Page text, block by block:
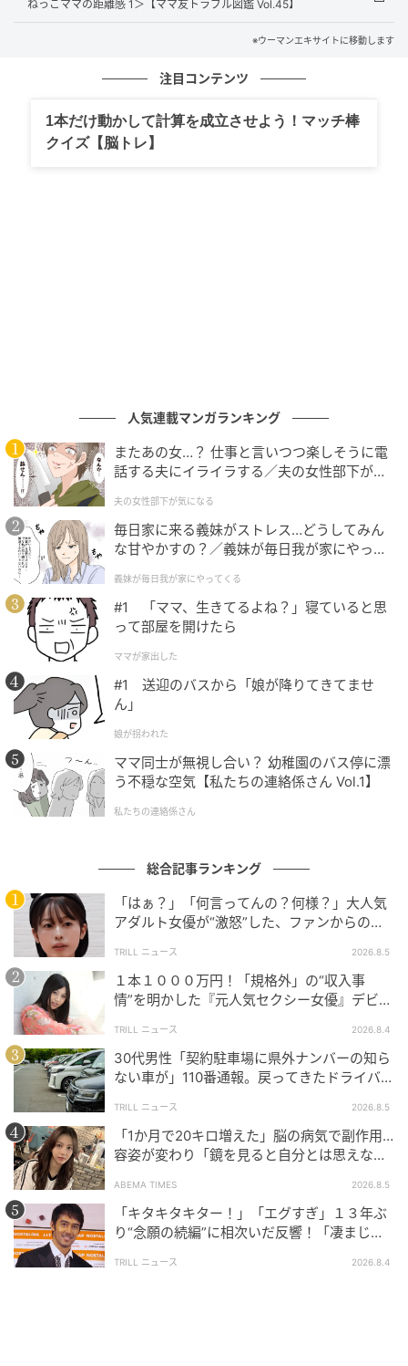
ウーマンエキサイト
ウーマンエキサイト
ウーマンエキサイト
ねっこママの距離感 1＞【ママ友トラブル図鑑 Vol.45】
※ウーマンエキサイトに移動します
注目コンテンツ
1本だけ動かして計算を成立させよう！マッチ棒
クイズ【脳トレ】
人気連載マンガランキング
またあの女…？ 仕事と言いつつ楽しそうに電
話する夫にイライラする／夫の女性部下が気
夫の女性部下が気になる
毎日家に来る義妹がストレス…どうしてみん
な甘やかすの？／義妹が毎日我が家にやって
が】
義妹が毎日我が家にやってくる
#1 「ママ、生きてるよね？」寝ていると思
って部屋を開けたら
ママが家出した
#1 送迎のバスから「娘が降りてきてませ
ん」
娘が拐われた
ママ同士が無視し合い？ 幼稚園のバス停に漂
う不穏な空気【私たちの連絡係さん Vol.1】
私たちの連絡係さん
総合記事ランキング
「はぁ？」「何言ってんの？何様？」大人気
アダルト女優が“激怒”した、ファンからの
TRILL ニュース 2026.8.5
１本１０００万円！「規格外」の“収入事
情”を明かした『元人気セクシー女優』デビュ
TRILL ニュース 2026.8.4
30代男性「契約駐車場に県外ナンバーの知ら
ない車が」110番通報。戻ってきたドライバー
TRILL ニュース 2026.8.5
「1か月で20キロ増えた」脳の病気で副作用…
容姿が変わり「鏡を見ると自分とは思えなか
ABEMA TIMES 2026.8.5
「キタキタキター！」「エグすぎ」１３年ぶ
り“念願の続編”に相次いだ反響！「凄まじく
TRILL ニュース 2026.8.4